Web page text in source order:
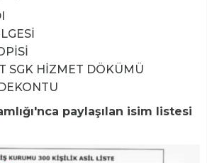
SGK HİZMET DÖKÜMÜ
paylaşılan isim listesi